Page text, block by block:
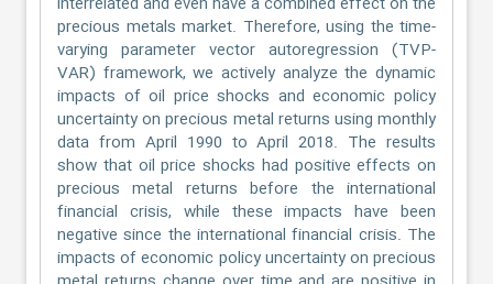
precious metals market. Therefore, using the time-
varying parameter vector autoregression (TVP-
VAR) framework, we actively analyze the dynamic
impacts of oil price shocks and economic policy
uncertainty on precious metal returns using monthly
data from April 1990 to April 2018. The results
show that oil price shocks had positive effects on
precious metal returns before the international
financial crisis, while these impacts have been
negative since the international financial crisis. The
impacts of economic policy uncertainty on precious